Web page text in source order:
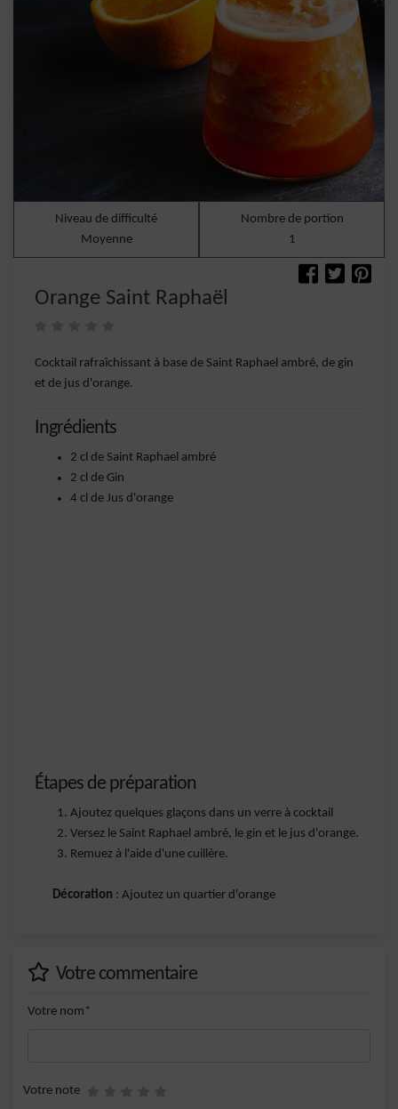
Niveau de difficulté
Moyenne
Nombre de portion
1
Orange Saint Raphaël
Cocktail rafraîchissant à base de Saint Raphael ambré, de gin
et de jus d'orange.
Ingrédients
2 cl de Saint Raphael ambré
2 cl de Gin
4 cl de Jus d'orange
Étapes de préparation
Ajoutez quelques glaçons dans un verre à cocktail
Versez le Saint Raphael ambré, le gin et le jus d'orange.
Remuez à l'aide d'une cuillère.
Décoration : Ajoutez un quartier d'orange
Votre commentaire
Votre nom*
Votre note